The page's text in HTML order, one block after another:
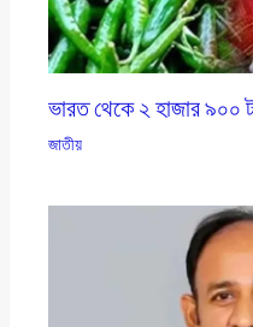
ভারত থেকে ২ হাজার ৯০০
জাতীয়